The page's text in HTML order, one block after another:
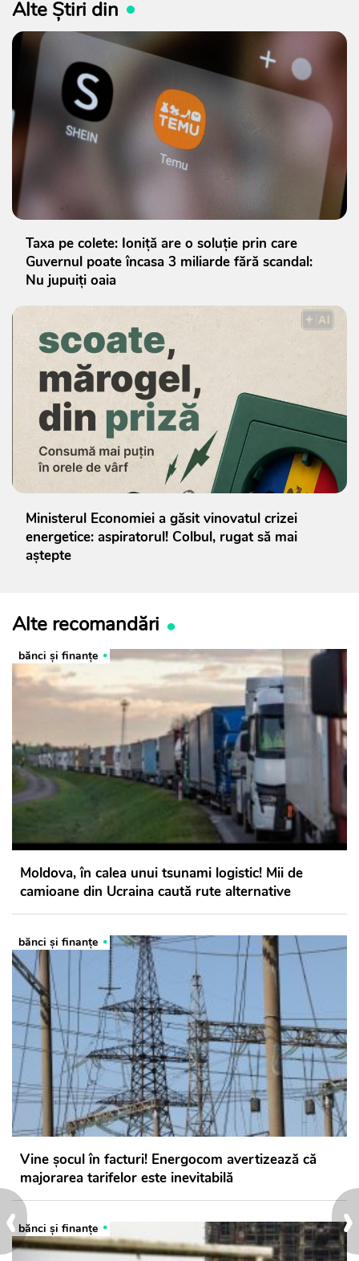
›
‹
Alte Știri din
Taxa pe colete: Ioniță are o soluție prin care
Guvernul poate încasa 3 miliarde fără scandal:
Nu jupuiți oaia
Ministerul Economiei a găsit vinovatul crizei
energetice: aspiratorul! Colbul, rugat să mai
aștepte
Alte recomandări
bănci şi finanţe
Moldova, în calea unui tsunami logistic! Mii de
camioane din Ucraina caută rute alternative
bănci şi finanţe
Vine șocul în facturi! Energocom avertizează că
majorarea tarifelor este inevitabilă
bănci şi finanţe